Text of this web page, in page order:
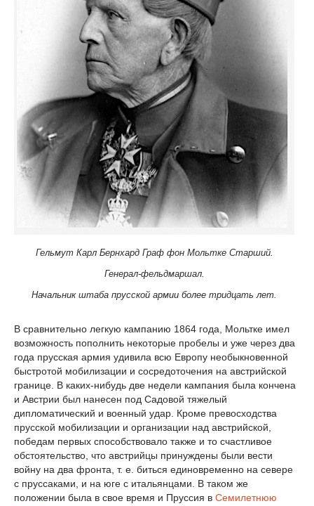
Гельмут Карл Бернхард Граф фон Мольтке Старший.
Генерал-фельдмаршал.
Начальник штаба прусской армии более тридцать лет.
В сравнительно легкую кампанию 1864 года, Мольтке имел
возможность пополнить некоторые пробелы и уже через два
года прусская армия удивила всю Европу необыкновенной
быстротой мобилизации и сосредоточения на австрийской
границе. В каких-нибудь две недели кампания была кончена
и Австрии был нанесен под Садовой тяжелый
дипломатический и военный удар. Кроме превосходства
прусской мобилизации и организации над австрийской,
победам первых способствовало также и то счастливое
обстоятельство, что австрийцы принуждены были вести
войну на два фронта, т. е. биться единовременно на севере
с пруссаками, и на юге с итальянцами. В таком же
положении была в свое время и Пруссия в Семилетнюю